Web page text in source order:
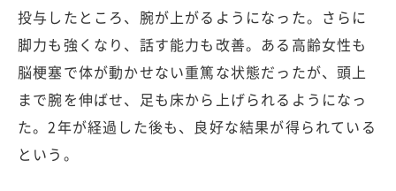
投与したところ、腕が上がるようになった。さらに
脚力も強くなり、話す能力も改善。ある高齢女性も
脳梗塞で体が動かせない重篤な状態だったが、頭上
まで腕を伸ばせ、足も床から上げられるようになっ
た。2年が経過した後も、良好な結果が得られている
という。